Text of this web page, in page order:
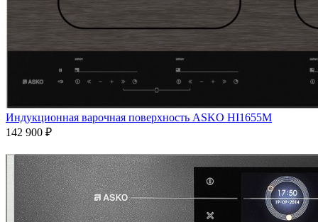
Индукционная варочная поверхность ASKO HI1655M
142 900 ₽